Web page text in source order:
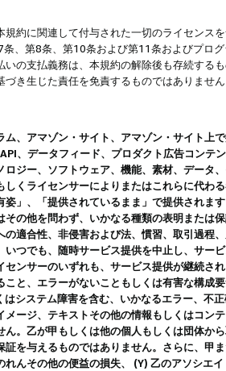
規約に関連して付与された一切のライセンス
、第8条、第10条および第11条およびプロ
いの支払義務は、本規約の解除後も存続する
づき生じた責任を免責するものではありませ
ム、アマゾン・サイト、アマゾン・サイト上
データフィード、プロダクト広告コンテ
ロジー、ソフトウェア、機能、素材、データ
しくライセンサーによりまたはこれらに代わ
姿」、「提供されているまま」で提供されま
その他を問わず、いかなる種類の表明または
の適合性、非侵害および法、慣習、取引過程
いつでも、随時サービス提供を中止し、サー
センサーのいずれも、サービス提供が継続さ
こと、エラーがないこともしくは有害な構成
システム障害を含む、いかなるエラー、不
メージ、テキストその他の情報もしくはコン
ん。乙が甲もしくは他の個人もしくは団体か
証を与えるものではありません。さらに、甲
れんその他の便益の損失、 (Y) 乙のアソシエ